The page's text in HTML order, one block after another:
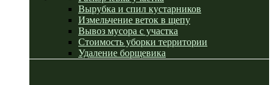
Вырубка и спил кустарников
Измельчение веток в щепу
Вывоз мусора с участка
Стоимость уборки территории
Удаление борщевика